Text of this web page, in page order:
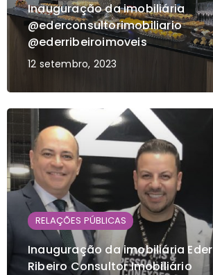
Inauguração da imobiliária
@ederconsultorimobiliario
@ederribeiroimoveis
12 setembro, 2023
RELAÇÕES PÚBLICAS
Inauguração da imobiliária Eder
Ribeiro Consultor Imobiliário